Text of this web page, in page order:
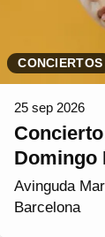
CONCIERTOS
25 sep 2026
Domingo
Avinguda
Barcelona